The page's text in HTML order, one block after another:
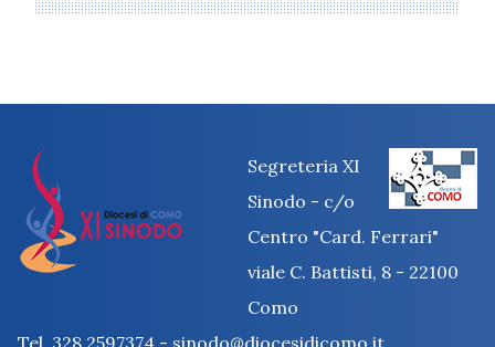
Segreteria XI
Sinodo - c/o
Centro "Card. Ferrari"
viale C. Battisti, 8 - 22100
Como
Tel. 328.2597374 - sinodo@diocesidicomo.it